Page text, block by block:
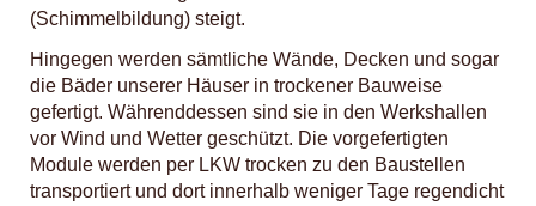
(Schimmelbildung) steigt.
Hingegen werden sämtliche Wände, Decken und sogar
die Bäder unserer Häuser in trockener Bauweise
gefertigt. Währenddessen sind sie in den Werkshallen
vor Wind und Wetter geschützt. Die vorgefertigten
Module werden per LKW trocken zu den Baustellen
transportiert und dort innerhalb weniger Tage regendicht